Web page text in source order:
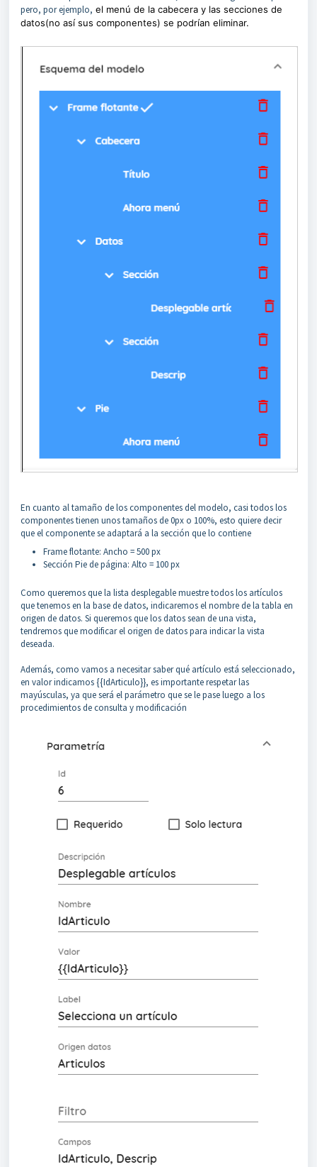
pero, por ejemplo, el menú de la cabecera y las secciones de
datos(no así sus componentes) se podrían eliminar.
En cuanto al tamaño de los componentes del modelo, casi todos los
componentes tienen unos tamaños de 0px o 100%, esto quiere decir
que el componente se adaptará a la sección que lo contiene
Frame flotante: Ancho = 500 px
Sección Pie de página: Alto = 100 px
Como queremos que la lista desplegable muestre todos los artículos
que tenemos en la base de datos, indicaremos el nombre de la tabla en
origen de datos. Si queremos que los datos sean de una vista,
tendremos que modificar el origen de datos para indicar la vista
deseada.
Además, como vamos a necesitar saber qué artículo está seleccionado,
en valor indicamos {{IdArticulo}}, es importante respetar las
mayúsculas, ya que será el parámetro que se le pase luego a los
procedimientos de consulta y modificación